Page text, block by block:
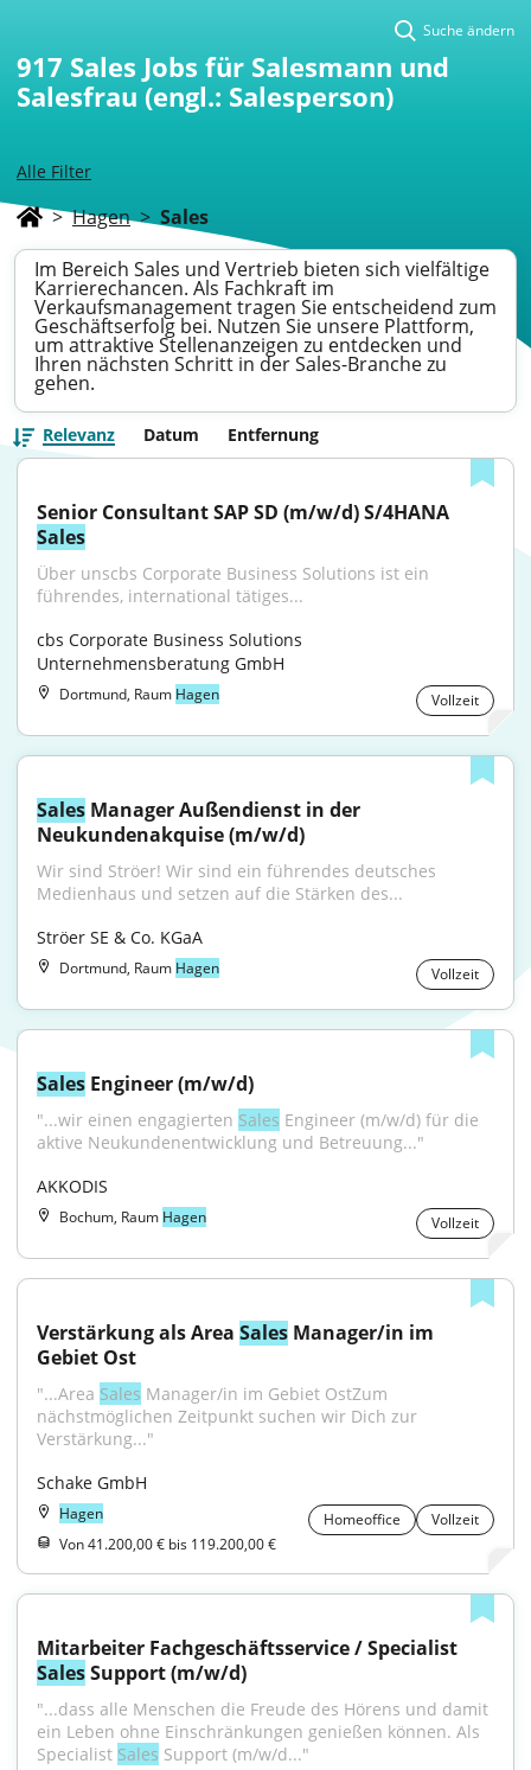
Alle Filter
Suche ändern
917 Sales Jobs für Salesmann und
Salesfrau (engl.: Salesperson)
> Hagen > Sales
Im Bereich Sales und Vertrieb bieten sich vielfältige
Karrierechancen. Als Fachkraft im
Verkaufsmanagement tragen Sie entscheidend zum
Geschäftserfolg bei. Nutzen Sie unsere Plattform,
um attraktive Stellenanzeigen zu entdecken und
Ihren nächsten Schritt in der Sales-Branche zu
gehen.
Relevanz Datum Entfernung
Sales
Über unscbs Corporate Business Solutions ist ein
führendes, international tätiges...
cbs Corporate Business Solutions
Unternehmensberatung GmbH
Dortmund, Raum Hagen Vollzeit
Sales Manager Außendienst in der
Neukundenakquise (m/w/d)
Wir sind Ströer! Wir sind ein führendes deutsches
Medienhaus und setzen auf die Stärken des...
Ströer SE & Co. KGaA
Dortmund, Raum Hagen Vollzeit
Sales Engineer (m/w/d)
"...wir einen engagierten Sales Engineer (m/w/d) für die
aktive Neukundenentwicklung und Betreuung..."
AKKODIS
Bochum, Raum Hagen Vollzeit
Verstärkung als Area Sales Manager/in im
Gebiet Ost
"...Area Sales Manager/in im Gebiet OstZum
nächstmöglichen Zeitpunkt suchen wir Dich zur
Verstärkung..."
Schake GmbH
Hagen Homeoffice
Vollzeit
Von 41.200,00 € bis 119.200,00 €
Sales Support (m/w/d)
"...dass alle Menschen die Freude des Hörens und damit
ein Leben ohne Einschränkungen genießen können. Als
Specialist Sales Support (m/w/d..."